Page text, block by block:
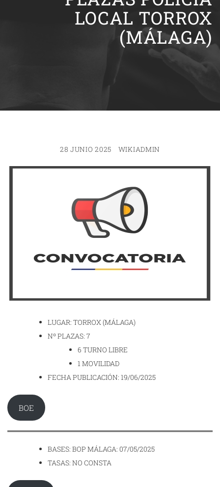
LOCAL TORROX
(MÁLAGA)
28 JUNIO 2025 WIKIADMIN
LUGAR: TORROX (MÁLAGA)
Nº PLAZAS: 7
6 TURNO LIBRE
1 MOVILIDAD
FECHA PUBLICACIÓN: 19/06/2025
BOE
BASES: BOP MÁLAGA: 07/05/2025
TASAS: NO CONSTA